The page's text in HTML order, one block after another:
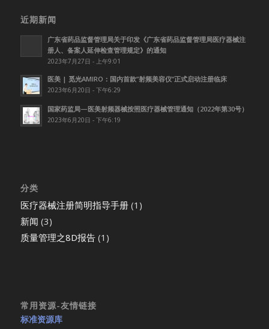
近期新闻
广东省药品监督管理局关于印发《广东省药品监督管理局医疗器械注
册人、备案人延伸检查管理规定》的通知
2023年7月27日 - 上午9:01
医美 | 觅光AMIRO：国内首款”射频美容仪”正式启动注册临床
2023年6月20日 - 下午6:29
国家药监局—医美射频器械按照医疗器械管理通知（2022年第30号）
2023年6月20日 - 下午6:19
分类
医疗器械注册简明指导手册(1)
新闻 (3)
质量管理之8D报告(1)
常用资源-友情链接
标准资源库